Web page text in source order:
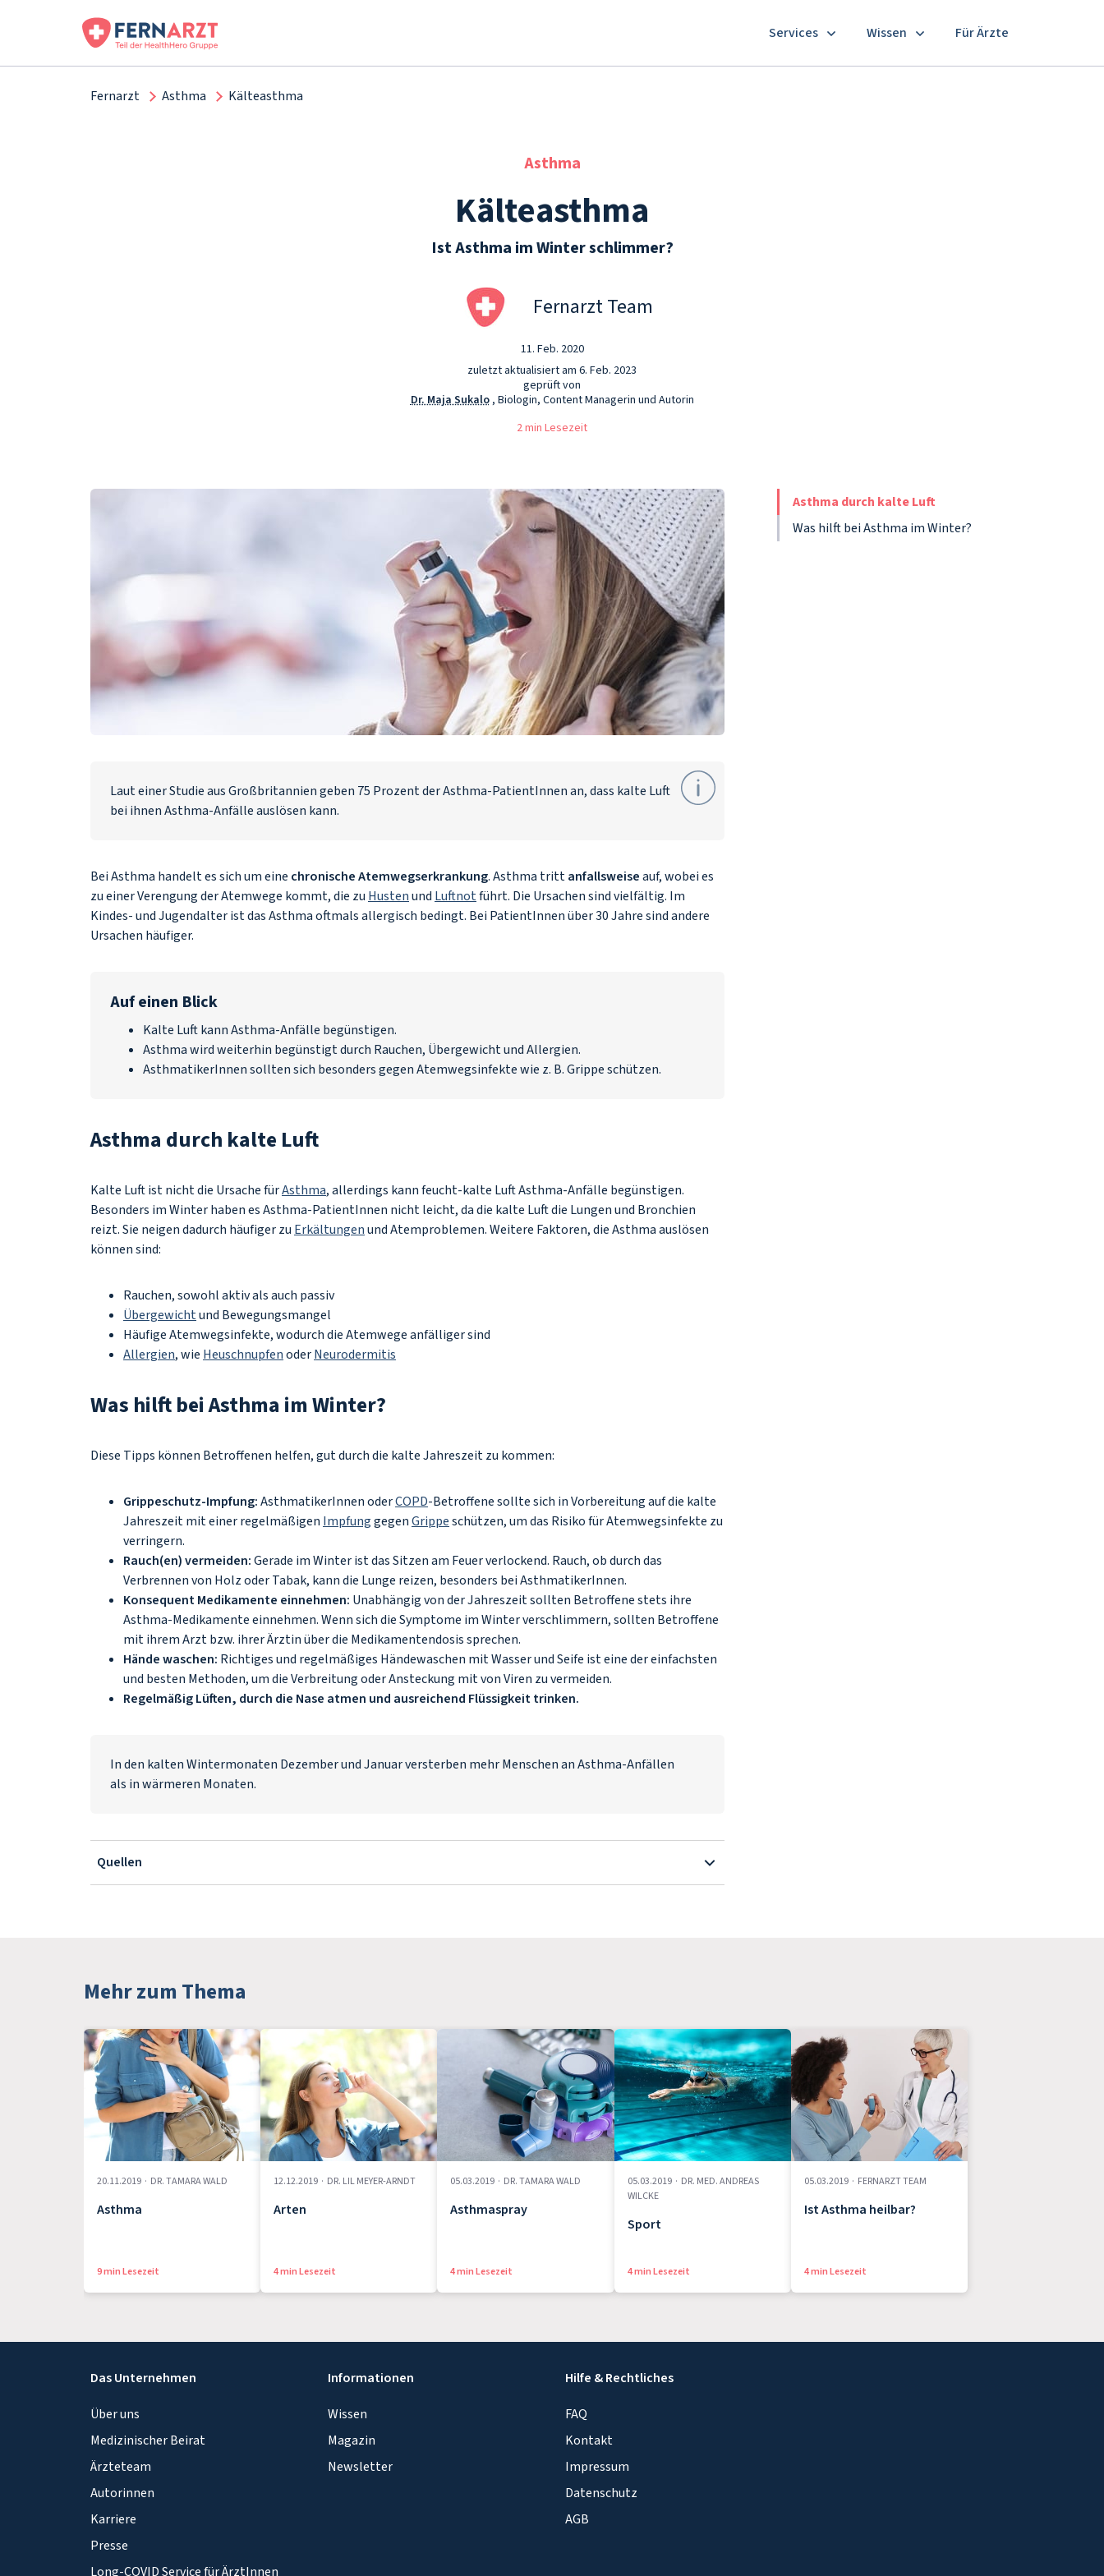
Services Wissen Für Ärzte
Fernarzt Asthma Kälteasthma
Asthma
Kälteasthma
Ist Asthma im Winter schlimmer?
Fernarzt Team
11. Feb. 2020
zuletzt aktualisiert am 6. Feb. 2023
geprüft von
Dr. Maja Sukalo, Biologin, Content Managerin und Autorin
2 min Lesezeit
Asthma durch kalte Luft
Was hilft bei Asthma im Winter?
Laut einer Studie aus Großbritannien geben 75 Prozent der Asthma-PatientInnen an, dass kalte Luft
bei ihnen Asthma-Anfälle auslösen kann.
Bei Asthma handelt es sich um eine chronische Atemwegserkrankung. Asthma trittanfallsweiseauf, wobei es
zu einer Verengung der Atemwege kommt, die zu Hustenund Luftnotführt. Die Ursachen sind vielfältig. Im
Kindes- und Jugendalter ist das Asthma oftmals allergisch bedingt. Bei PatientInnen über 30 Jahre sind andere
Ursachen häufiger.
Auf einen Blick
Kalte Luft kann Asthma-Anfälle begünstigen.
Asthma wird weiterhin begünstigt durch Rauchen, Übergewicht und Allergien.
AsthmatikerInnen sollten sich besonders gegen Atemwegsinfekte wie z. B. Grippe schützen.
Asthma durch kalte Luft
Kalte Luft ist nicht die Ursache fürAsthma, allerdings kann feucht-kalte Luft Asthma-Anfälle begünstigen.
Besonders im Winter haben es Asthma-PatientInnen nicht leicht, da die kalte Luft die Lungen und Bronchien
reizt. Sie neigen dadurch häufiger zu Erkältungenund Atemproblemen. Weitere Faktoren, die Asthma auslösen
können sind:
Rauchen, sowohl aktiv als auch passiv
Übergewichtund Bewegungsmangel
Häufige Atemwegsinfekte, wodurch die Atemwege anfälliger sind
Allergien, wie HeuschnupfenoderNeurodermitis
Was hilft bei Asthma im Winter?
Diese Tipps können Betroffenen helfen, gut durch die kalte Jahreszeit zu kommen:
Grippeschutz-Impfung:AsthmatikerInnen oderCOPD-Betroffene sollte sich in Vorbereitung auf die kalte
Jahreszeit mit einer regelmäßigen ImpfunggegenGrippeschützen, um das Risiko für Atemwegsinfekte zu
verringern.
Rauch(en) vermeiden:Gerade im Winter ist das Sitzen am Feuer verlockend. Rauch, ob durch das
Verbrennen von Holz oder Tabak, kann die Lunge reizen, besonders bei AsthmatikerInnen.
Konsequent Medikamente einnehmen: Unabhängig von der Jahreszeit sollten Betroffene stets ihre
Asthma-Medikamente einnehmen. Wenn sich die Symptome im Winter verschlimmern, sollten Betroffene
mit ihrem Arzt bzw. ihrer Ärztin über die Medikamentendosis sprechen.
Hände waschen: Richtiges und regelmäßiges Händewaschen mit Wasser und Seife ist eine der einfachsten
und besten Methoden, um die Verbreitung oder Ansteckung mit von Viren zu vermeiden.
Regelmäßig Lüften, durch die Nase atmen und ausreichend Flüssigkeit trinken.
In den kalten Wintermonaten Dezember und Januar versterben mehr Menschen an Asthma-Anfällen
als in wärmeren Monaten.
Quellen
Mehr zum Thema
20.11.2019 · DR. TAMARA WALD
Asthma
9 min Lesezeit
12.12.2019 · DR. LIL MEYER-ARNDT
Arten
4 min Lesezeit
05.03.2019 · DR. TAMARA WALD
Asthmaspray
4 min Lesezeit
05.03.2019 · DR. MED. ANDREAS
WILCKE
Sport
4 min Lesezeit
05.03.2019 · FERNARZT TEAM
Ist Asthma heilbar?
4 min Lesezeit
Das Unternehmen
Über uns
Medizinischer Beirat
Ärzteteam
Autorinnen
Karriere
Presse
Long-COVID Service für ÄrztInnen
Informationen
Wissen
Magazin
Newsletter
Hilfe & Rechtliches
FAQ
Kontakt
Impressum
Datenschutz
AGB